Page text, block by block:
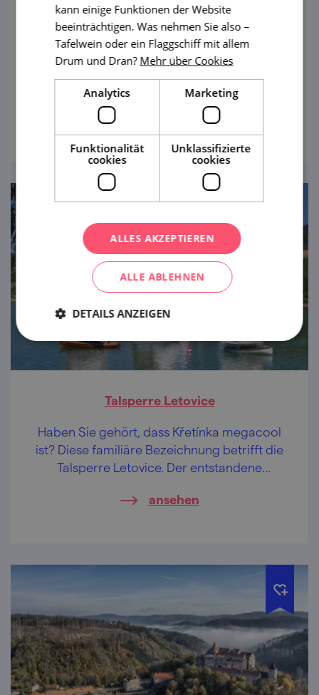
Staatsschloss Kunštát
Eine der ältesten Burgen Mährens – heute
das Schloss Kunštát – wird von Fans der
verzierten historischen Interieurs
Talsperre Letovice
Haben Sie gehört, dass Křetínka megacool
ist? Diese familiäre Bezeichnung betrifft die
Talsperre Letovice. Der entstandene
Unterhaltung, zur aktiven Erholung und
ansehen
kann einige Funktionen der Website
beeinträchtigen. Was nehmen Sie also –
Tafelwein oder ein Flaggschiff mit allem
Drum und Dran? Mehr über Cookies
Analytics Marketing
Funktionalität
cookies
Unklassifizierte
cookies
ALLES AKZEPTIEREN
ALLE ABLEHNEN
DETAILS ANZEIGEN